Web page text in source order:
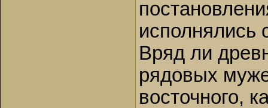
исполнялись
Вряд ли
рядовых
восточного,